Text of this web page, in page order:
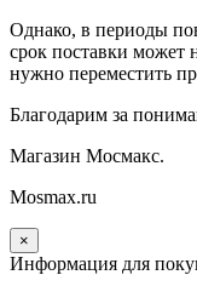
Однако, в периоды
срок поставки может
нужно переместить
Благодарим за
Магазин Мосмакс.
Mosmax.ru
×
Информация для